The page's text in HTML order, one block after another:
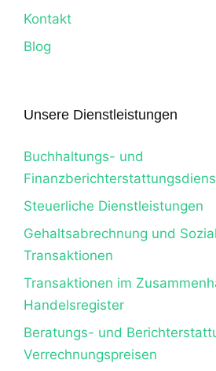
Kontakt
Blog
Unsere Dienstleistungen
Buchhaltungs- und
Steuerliche Dienstleistungen
Gehaltsabrechnung und
Transaktionen
Transaktionen im
Handelsregister
Beratungs- und
Verrechnungspreisen